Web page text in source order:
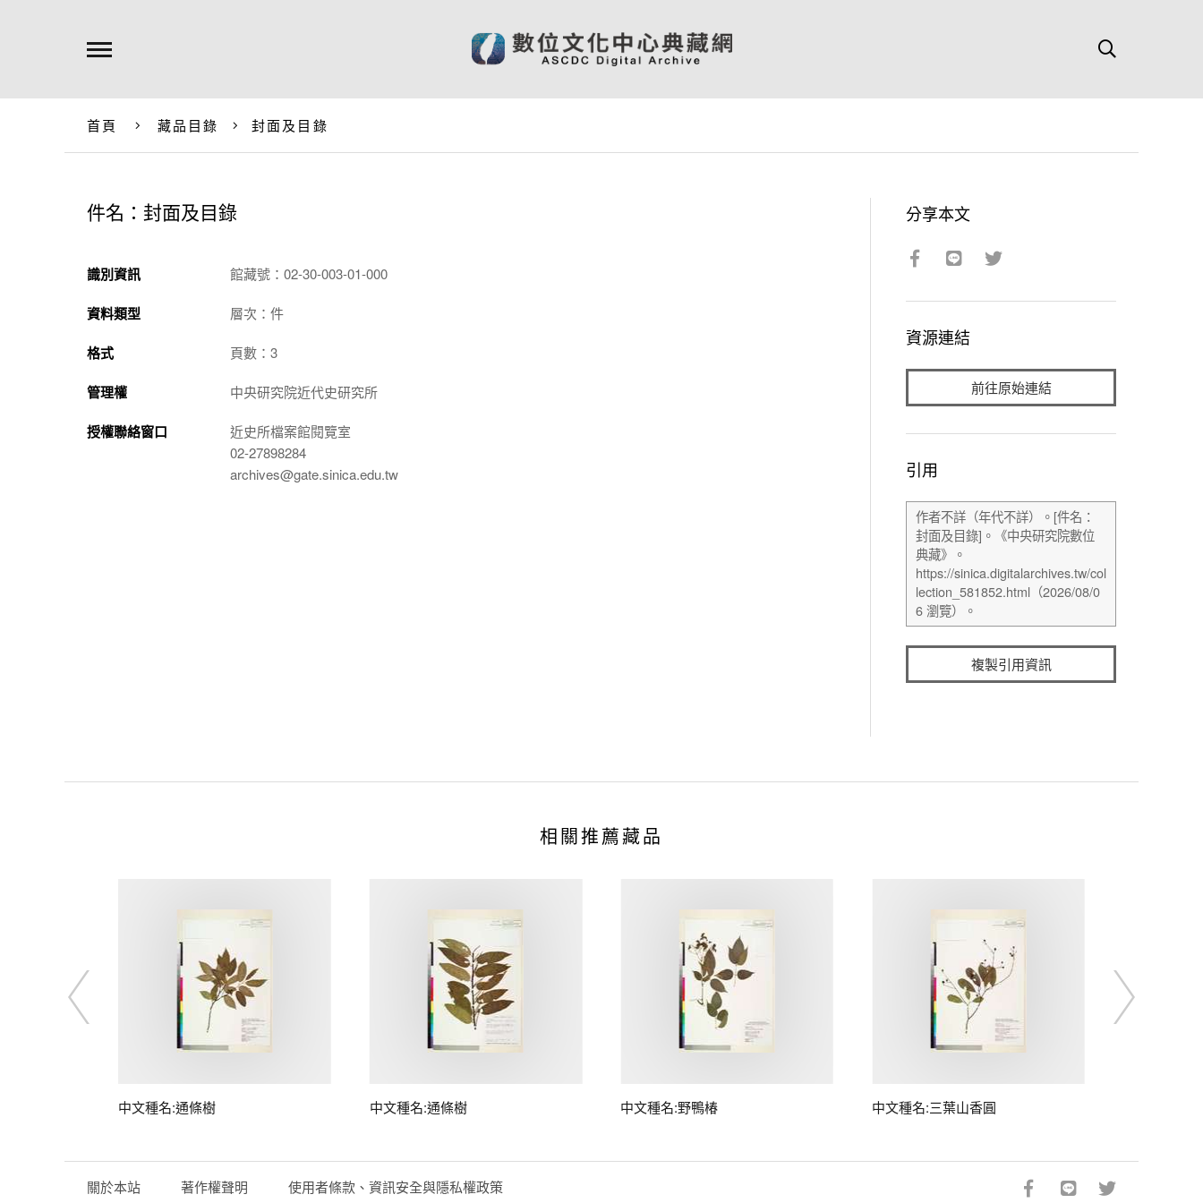
首頁 藏品目錄 封面及目錄
件名：封面及目錄
識別資訊 館藏號：02-30-003-01-000
資料類型 層次：件
格式 頁數：3
管理權 中央研究院近代史研究所
授權聯絡窗口
近史所檔案館閱覽室
02-27898284
archives@gate.sinica.edu.tw
分享本文
資源連結
前往原始連結
引用
複製引用資訊
相關推薦藏品
中文種名:通條樹 中文種名:通條樹 中文種名:野鴨椿 中文種名:三葉山香圓
關於本站 著作權聲明 使用者條款、資訊安全與隱私權政策